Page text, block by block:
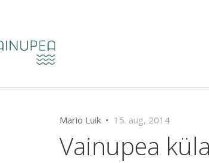
Mario Luik • 15. aug, 2014
Vainupea